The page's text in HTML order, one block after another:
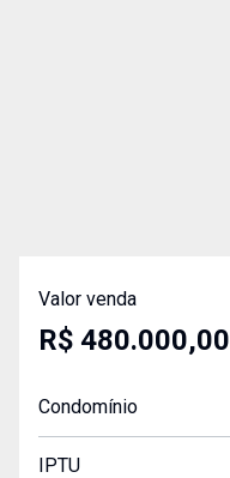
Valor venda
R$ 480.000,00
Condomínio
IPTU